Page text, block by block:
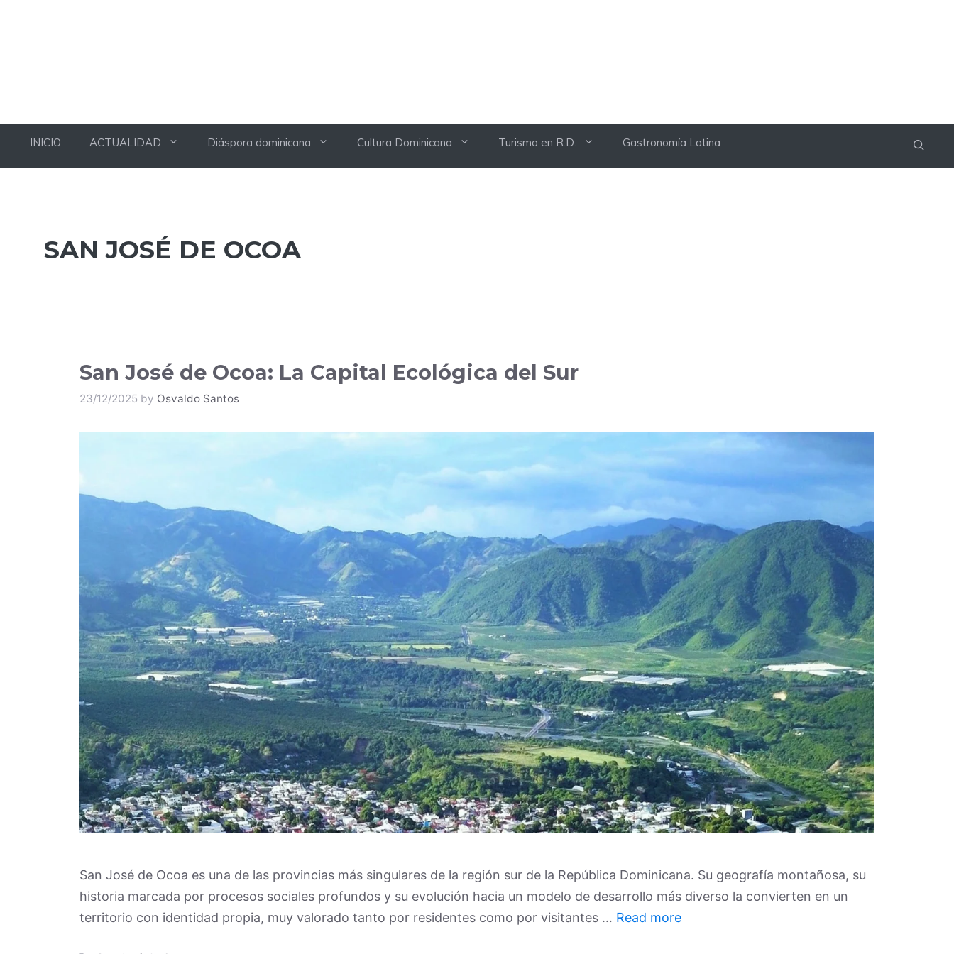
INICIO ACTUALIDAD Diáspora dominicana Cultura Dominicana Turismo en R.D. Gastronomía Latina
SAN JOSÉ DE OCOA
San José de Ocoa: La Capital Ecológica del Sur
23/12/2025 by Osvaldo Santos
San José de Ocoa es una de las provincias más singulares de la región sur de la República Dominicana. Su geografía montañosa, su
historia marcada por procesos sociales profundos y su evolución hacia un modelo de desarrollo más diverso la convierten en un
territorio con identidad propia, muy valorado tanto por residentes como por visitantes … Read more